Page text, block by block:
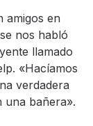
amigos en
nos habló
llamado
. «Hacíamos
verdadera
una bañera».